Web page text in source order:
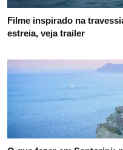
Filme inspirado na
estreia, veja trailer